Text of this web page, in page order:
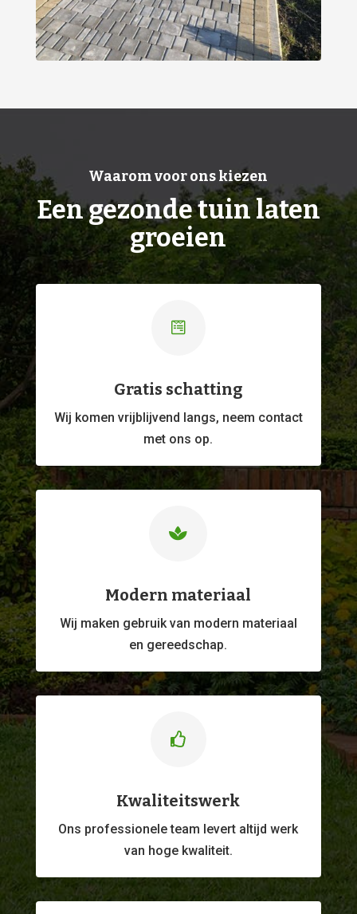
Waarom voor ons kiezen
Een gezonde tuin laten
groeien

Gratis schatting
Wij komen vrijblijvend langs, neem contact
met ons op.

Modern materiaal
Wij maken gebruik van modern materiaal
en gereedschap.

Kwaliteitswerk
Ons professioneleteam levert altijd werk
van hoge kwaliteit.